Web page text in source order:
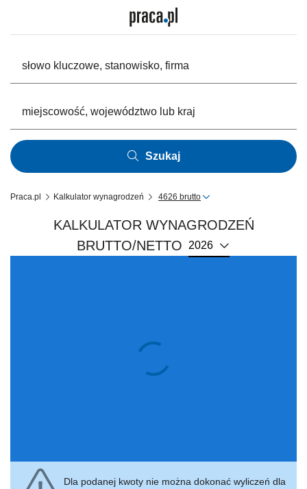
Szukaj
Praca.pl Kalkulator wynagrodzeń 4626 brutto
KALKULATOR WYNAGRODZEŃ
BRUTTO/NETTO
Dla podanej kwoty nie można dokonać wyliczeń dla